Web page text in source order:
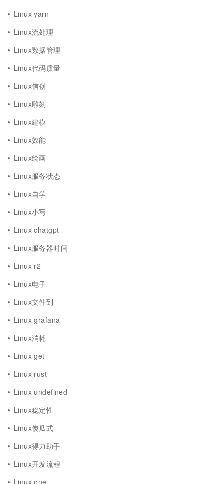
Linux yarn
Linux流处理
Linux数据管理
Linux代码质量
Linux信创
Linux雕刻
Linux建模
Linux效能
Linux绘画
Linux服务状态
Linux自学
Linux小写
Linux chatgpt
Linux服务器时间
Linux r2
Linux电子
Linux文件到
Linux grafana
Linux消耗
Linux get
Linux rust
Linux undefined
Linux稳定性
Linux傻瓜式
Linux得力助手
Linux开发流程
Linux one